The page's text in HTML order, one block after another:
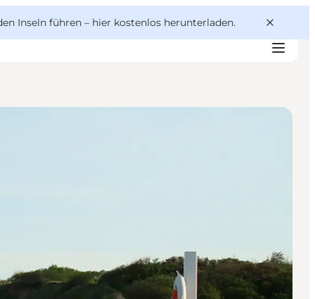
Inseln führen – hier kostenlos herunterladen.